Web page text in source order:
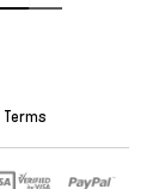
Terms